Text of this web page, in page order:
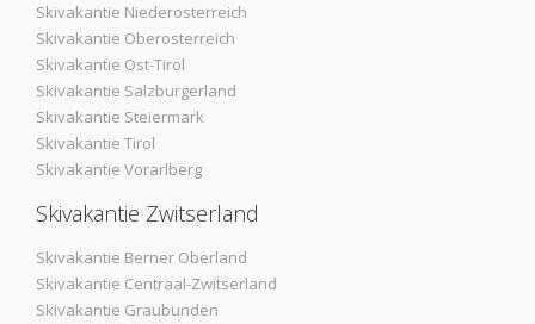
Skivakantie Niederosterreich
Skivakantie Oberosterreich
Skivakantie Ost-Tirol
Skivakantie Salzburgerland
Skivakantie Steiermark
Skivakantie Tirol
Skivakantie Vorarlberg
Skivakantie Zwitserland
Skivakantie Berner Oberland
Skivakantie Centraal-Zwitserland
Skivakantie Graubunden